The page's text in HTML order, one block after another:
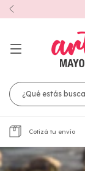
Cotizá tu envío